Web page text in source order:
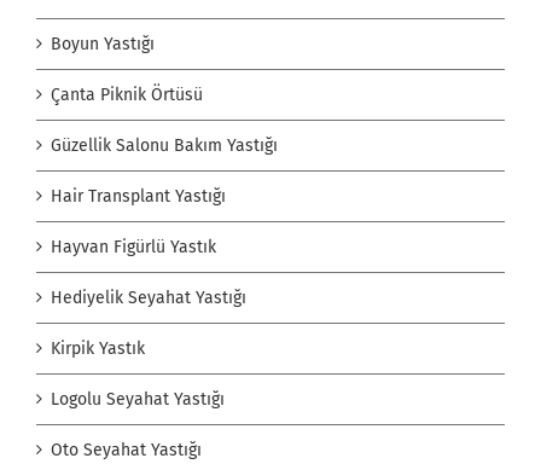
Boyun Yastığı
Çanta Piknik Örtüsü
Güzellik Salonu Bakım Yastığı
Hair Transplant Yastığı
Hayvan Figürlü Yastık
Hediyelik Seyahat Yastığı
Kirpik Yastık
Logolu Seyahat Yastığı
Oto Seyahat Yastığı